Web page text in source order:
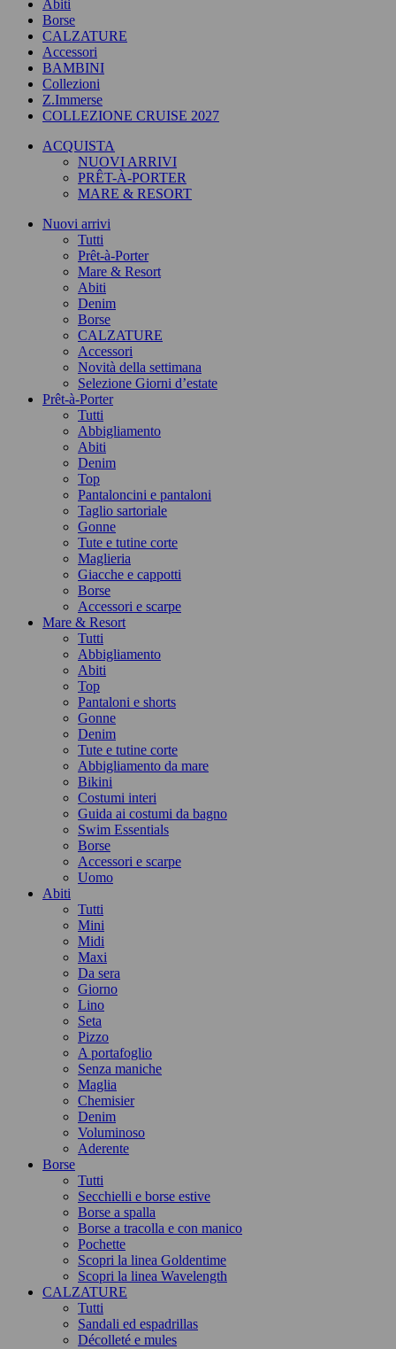
Abiti
Borse
CALZATURE
Accessori
BAMBINI
Collezioni
Z.Immerse
COLLEZIONE CRUISE 2027
ACQUISTA
NUOVI ARRIVI
PRÊT-À-PORTER
MARE & RESORT
Nuovi arrivi
Tutti
Prêt-à-Porter
Mare & Resort
Abiti
Denim
Borse
CALZATURE
Accessori
Novità della settimana
Selezione Giorni d’estate
Prêt-à-Porter
Tutti
Abbigliamento
Abiti
Denim
Top
Pantaloncini e pantaloni
Taglio sartoriale
Gonne
Tute e tutine corte
Maglieria
Giacche e cappotti
Borse
Accessori e scarpe
Mare & Resort
Tutti
Abbigliamento
Abiti
Top
Pantaloni e shorts
Gonne
Denim
Tute e tutine corte
Abbigliamento da mare
Bikini
Costumi interi
Guida ai costumi da bagno
Swim Essentials
Borse
Accessori e scarpe
Uomo
Abiti
Tutti
Mini
Midi
Maxi
Da sera
Giorno
Lino
Seta
Pizzo
A portafoglio
Senza maniche
Maglia
Chemisier
Denim
Voluminoso
Aderente
Borse
Tutti
Secchielli e borse estive
Borse a spalla
Borse a tracolla e con manico
Pochette
Scopri la linea Goldentime
Scopri la linea Wavelength
CALZATURE
Tutti
Sandali ed espadrillas
Décolleté e mules